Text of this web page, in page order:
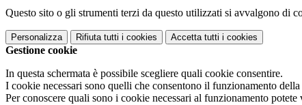
Questo sito o gli strumenti terzi da questo utilizzati si avvalgono di
Personalizza Rifiuta tutti i cookies Accetta tutti i cookies
Gestione cookie
In questa schermata è possibile scegliere quali cookie consentire.
I cookie necessari sono quelli che consentono il funzionamento
Per conoscere quali sono i cookie necessari al funzionamento potete